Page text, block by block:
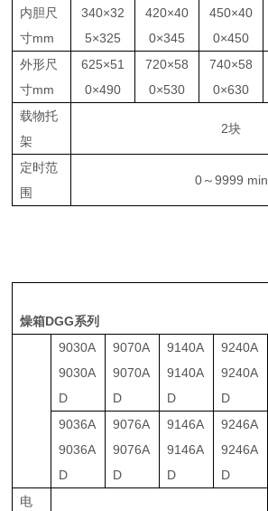
内胆尺
寸mm
340×32
5×325
420×40
0×345
450×40
0×450
外形尺
寸mm
625×51
0×490
720×58
0×530
740×58
0×630
载物托
架
2块
定时范
围
0～9999 min
燥箱DGG系列
9030A
9030A
D
9070A
9070A
D
9140A
9140A
D
9240A
9240A
D
9036A
9036A
D
9076A
9076A
D
9146A
9146A
D
9246A
9246A
D
电